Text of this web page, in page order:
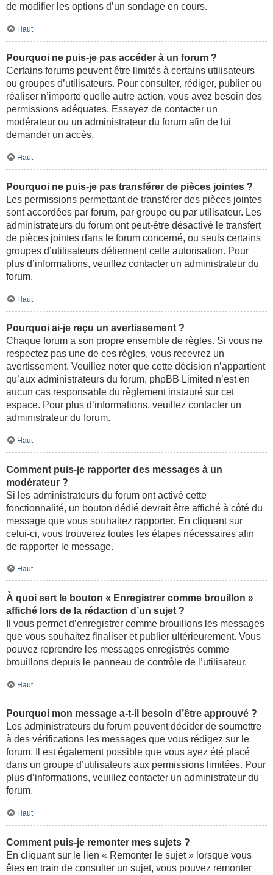
de modifier les options d’un sondage en cours.
Haut
Pourquoi ne puis-je pas accéder à un forum ?
Certains forums peuvent être limités à certains utilisateurs
ou groupes d’utilisateurs. Pour consulter, rédiger, publier ou
réaliser n’importe quelle autre action, vous avez besoin des
permissions adéquates. Essayez de contacter un
modérateur ou un administrateur du forum afin de lui
demander un accès.
Haut
Pourquoi ne puis-je pas transférer de pièces jointes ?
Les permissions permettant de transférer des pièces jointes
sont accordées par forum, par groupe ou par utilisateur. Les
administrateurs du forum ont peut-être désactivé le transfert
de pièces jointes dans le forum concerné, ou seuls certains
groupes d’utilisateurs détiennent cette autorisation. Pour
plus d’informations, veuillez contacter un administrateur du
forum.
Haut
Pourquoi ai-je reçu un avertissement ?
Chaque forum a son propre ensemble de règles. Si vous ne
respectez pas une de ces règles, vous recevrez un
avertissement. Veuillez noter que cette décision n’appartient
qu’aux administrateurs du forum, phpBB Limited n’est en
aucun cas responsable du règlement instauré sur cet
espace. Pour plus d’informations, veuillez contacter un
administrateur du forum.
Haut
Comment puis-je rapporter des messages à un
modérateur ?
Si les administrateurs du forum ont activé cette
fonctionnalité, un bouton dédié devrait être affiché à côté du
message que vous souhaitez rapporter. En cliquant sur
celui-ci, vous trouverez toutes les étapes nécessaires afin
de rapporter le message.
Haut
À quoi sert le bouton « Enregistrer comme brouillon »
affiché lors de la rédaction d’un sujet ?
Il vous permet d’enregistrer comme brouillons les messages
que vous souhaitez finaliser et publier ultérieurement. Vous
pouvez reprendre les messages enregistrés comme
brouillons depuis le panneau de contrôle de l’utilisateur.
Haut
Pourquoi mon message a-t-il besoin d’être approuvé ?
Les administrateurs du forum peuvent décider de soumettre
à des vérifications les messages que vous rédigez sur le
forum. Il est également possible que vous ayez été placé
dans un groupe d’utilisateurs aux permissions limitées. Pour
plus d’informations, veuillez contacter un administrateur du
forum.
Haut
Comment puis-je remonter mes sujets ?
En cliquant sur le lien « Remonter le sujet » lorsque vous
êtes en train de consulter un sujet, vous pouvez remonter